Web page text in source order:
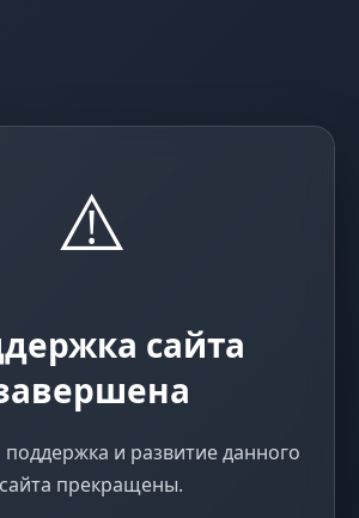
⚠️
сайта
и развитие данного
сайта прекращены.